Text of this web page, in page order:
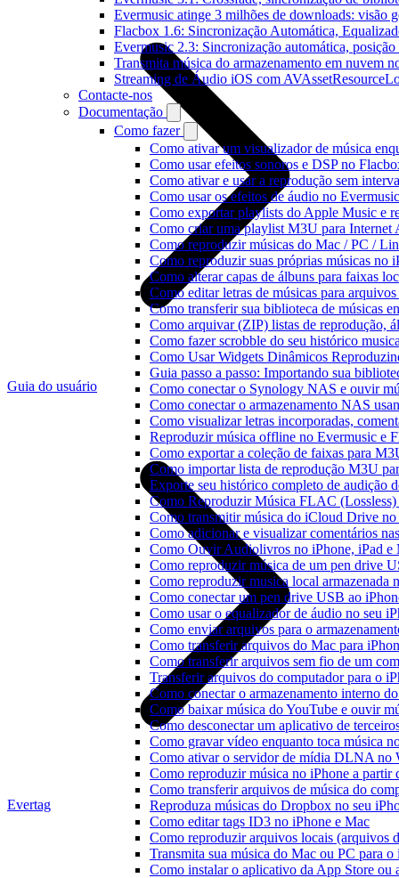
Evermusic atinge 3 milhões de downloads: visão
Flacbox 1.6: Sincronização Automática,
Evermusic 2.3: Sincronização automática, posição
Transmita música do armazenamento em nuvem
Streaming de Áudio iOS com
Contacte-nos
Documentação
Como fazer
Como ativar um visualizador de música
Como usar efeitos sonoros e DSP no
Como ativar e usar a reprodução sem
Como usar os efeitos de áudio no
Como exportar playlists do Apple Music e
Como criar uma playlist M3U para
Como reproduzir músicas do Mac / PC /
Como reproduzir suas próprias músicas no
Como alterar capas de álbuns para faixas
Como editar letras de músicas para
Como transferir sua biblioteca de músicas
Como arquivar (ZIP) listas de reprodução,
Como fazer scrobble do seu histórico
Como Usar Widgets Dinâmicos
Guia passo a passo: Importando sua
Como conectar o Synology NAS e ouvir
Como conectar o armazenamento NAS
Como visualizar letras incorporadas,
Reproduzir música offline no Evermusic e
Como exportar a coleção de faixas para
Como importar lista de reprodução M3U
Exporte seu histórico completo de audição
Como Reproduzir Música FLAC
Como transmitir música do iCloud Drive
Como adicionar e visualizar comentários
Como Ouvir Audiolivros no iPhone, iPad e
Como reproduzir música de um pen drive
Como reproduzir musica local armazenada
Como conectar um pen drive USB ao
Como usar o equalizador de áudio no seu
Como enviar arquivos para o
Como transferir arquivos do Mac para
Como transferir arquivos sem fio de um
Transferir arquivos do computador para o
Como conectar o armazenamento interno
Como baixar música do YouTube e ouvir
Como desconectar um aplicativo de
Como gravar vídeo enquanto toca música
Como ativar o servidor de mídia DLNA no
Como reproduzir música no iPhone a
Como transferir arquivos de música do
Reproduza músicas do Dropbox no seu
Como editar tags ID3 no iPhone e Mac
Como reproduzir arquivos locais (arquivos
Transmita sua música do Mac ou PC para
Como instalar o aplicativo da App Store
Guia do usuário
Evertag